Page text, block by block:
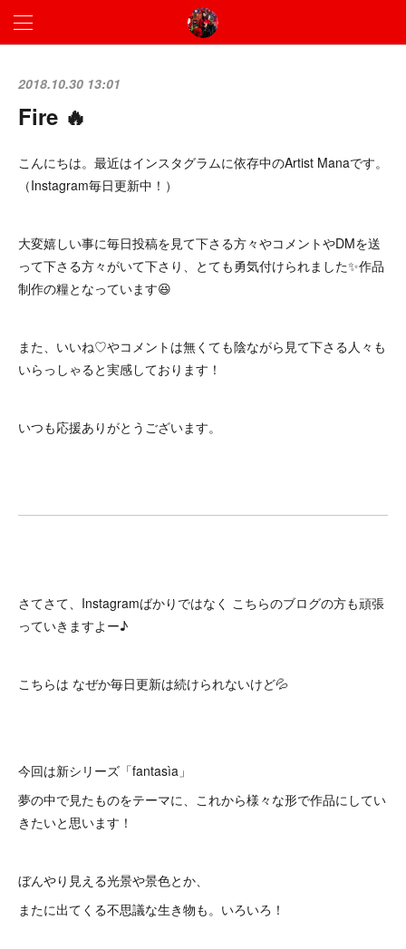
2018.10.30 13:01
Fire 🔥
こんにちは。最近はインスタグラムに依存中のArtist Manaです。
（Instagram毎日更新中！）
大変嬉しい事に毎日投稿を見て下さる方々やコメントやDMを送
って下さる方々がいて下さり、とても勇気付けられました✨作品
制作の糧となっています😆
また、いいね♡やコメントは無くても陰ながら見て下さる人々も
いらっしゃると実感しております！
いつも応援ありがとうございます。
さてさて、Instagramばかりではなく こちらのブログの方も頑張
っていきますよー♪
こちらは なぜか毎日更新は続けられないけど💦
今回は新シリーズ「fantasìa」
夢の中で見たものをテーマに、これから様々な形で作品にしてい
きたいと思います！
ぼんやり見える光景や景色とか、
またに出てくる不思議な生き物も。いろいろ！